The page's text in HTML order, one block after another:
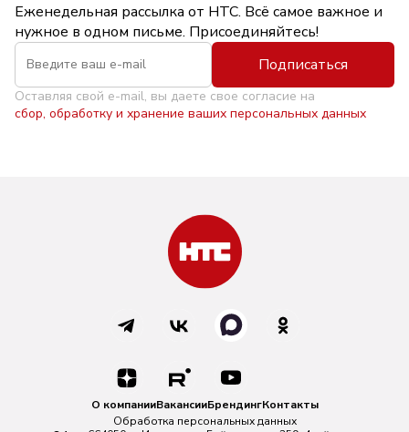
Еженедельная рассылка от НТС. Всё самое важное и
нужное в одном письме. Присоединяйтесь!
Подписаться
Оставляя свой e-mail, вы даете свое согласие на
сбор, обработку и хранение ваших персональных данных
О компанииВакансииБрендингКонтакты
Обработка персональных данных